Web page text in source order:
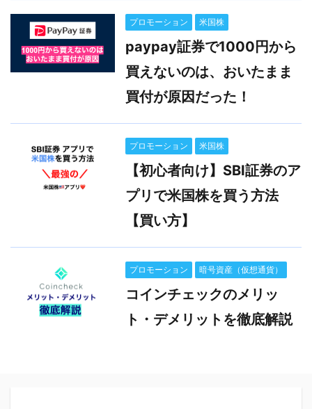
プロモーション 米国株
paypay証券で1000円から
買えないのは、おいたまま
買付が原因だった！
プロモーション 米国株
【初心者向け】SBI証券のア
プリで米国株を買う方法
【買い方】
プロモーション 暗号資産（仮想通貨）
コインチェックのメリッ
ト・デメリットを徹底解説